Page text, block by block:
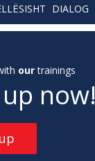
DIALOG
ourtrainings
now!